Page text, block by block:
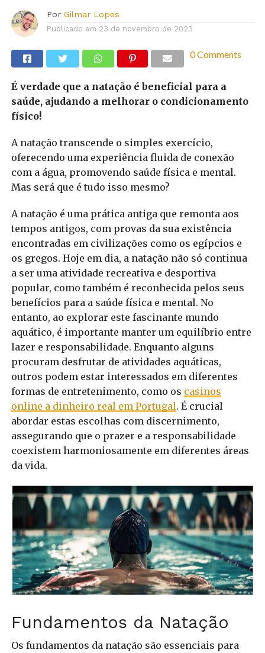
Por Gilmar Lopes
Publicado em 23 de novembro de 2023
0 Comments
É verdade que a natação é beneficial para a
saúde, ajudando a melhorar o condicionamento
físico!
A natação transcende o simples exercício,
oferecendo uma experiência fluida de conexão
com a água, promovendo saúde física e mental.
Mas será que é tudo isso mesmo?
A natação é uma prática antiga que remonta aos
tempos antigos, com provas da sua existência
encontradas em civilizações como os egípcios e
os gregos. Hoje em dia, a natação não só continua
a ser uma atividade recreativa e desportiva
popular, como também é reconhecida pelos seus
benefícios para a saúde física e mental. No
entanto, ao explorar este fascinante mundo
aquático, é importante manter um equilíbrio entre
lazer e responsabilidade. Enquanto alguns
procuram desfrutar de atividades aquáticas,
outros podem estar interessados em diferentes
formas de entretenimento, como os casinos
online a dinheiro real em Portugal. É crucial
abordar estas escolhas com discernimento,
assegurando que o prazer e a responsabilidade
coexistem harmoniosamente em diferentes áreas
da vida.
Fundamentos da Natação
Os fundamentos da natação são essenciais para